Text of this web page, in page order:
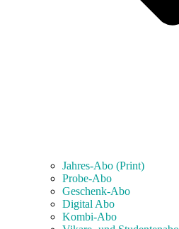
Jahres-Abo (Print)
Probe-Abo
Geschenk-Abo
Digital Abo
Kombi-Abo